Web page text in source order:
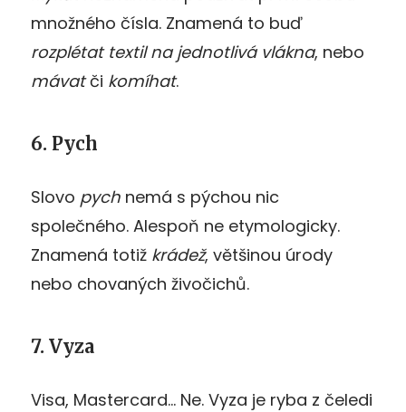
množného čísla. Znamená to buď
rozplétat textil na jednotlivá vlákna, nebo
mávatči komíhat.
6. Pych
Slovo pych nemá s pýchou nic
společného. Alespoň ne etymologicky.
Znamená totiž krádež, většinou úrody
nebo chovaných živočichů.
7. Vyza
Visa, Mastercard… Ne. Vyza je ryba z čeledi